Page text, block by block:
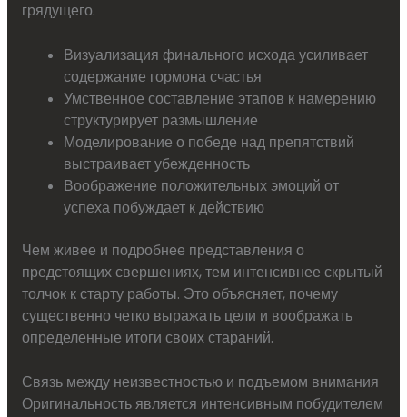
грядущего.
Визуализация финального исхода усиливает
содержание гормона счастья
Умственное составление этапов к намерению
структурирует размышление
Моделирование о победе над препятствий
выстраивает убежденность
Воображение положительных эмоций от
успеха побуждает к действию
Чем живее и подробнее представления о
предстоящих свершениях, тем интенсивнее скрытый
толчок к старту работы. Это объясняет, почему
существенно четко выражать цели и воображать
определенные итоги своих стараний.
Связь между неизвестностью и подъемом внимания
Оригинальность является интенсивным побудителем